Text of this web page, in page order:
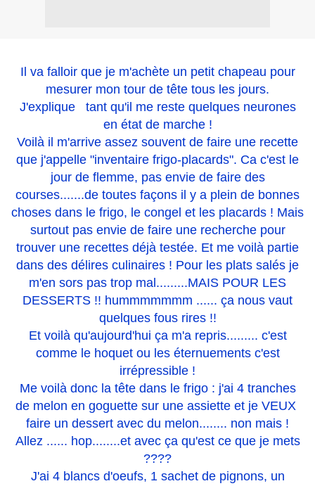
Il va falloir que je m'achète un petit chapeau pour
mesurer mon tour de tête tous les jours.
J'explique tant qu'il me reste quelques neurones
en état de marche !
Voilà il m'arrive assez souvent de faire une recette
que j'appelle "inventaire frigo-placards". Ca c'est le
jour de flemme, pas envie de faire des
courses.......de toutes façons il y a plein de bonnes
choses dans le frigo, le congel et les placards ! Mais
surtout pas envie de faire une recherche pour
trouver une recettes déjà testée. Et me voilà partie
dans des délires culinaires ! Pour les plats salés je
m'en sors pas trop mal.........MAIS POUR LES
DESSERTS !! hummmmmmm ...... ça nous vaut
quelques fous rires !!
Et voilà qu'aujourd'hui ça m'a repris......... c'est
comme le hoquet ou les éternuements c'est
irrépressible !
Me voilà donc la tête dans le frigo : j'ai 4 tranches
de melon en goguette sur une assiette et je VEUX
faire un dessert avec du melon........ non mais !
Allez ...... hop........et avec ça qu'est ce que je mets
????
J'ai 4 blancs d'oeufs, 1 sachet de pignons, un